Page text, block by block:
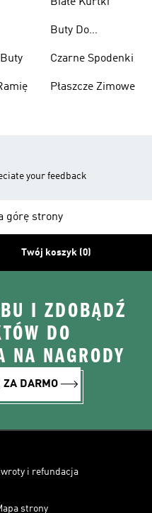
Ciężarów
Buty Do
Czarne Spodenki
Płaszcze Zimowe
your feedback
górę strony
Twój koszyk (0)
I ZDOBĄDŹ
DO
NA NAGRODY
ZA DARMO
i refundacja
strony